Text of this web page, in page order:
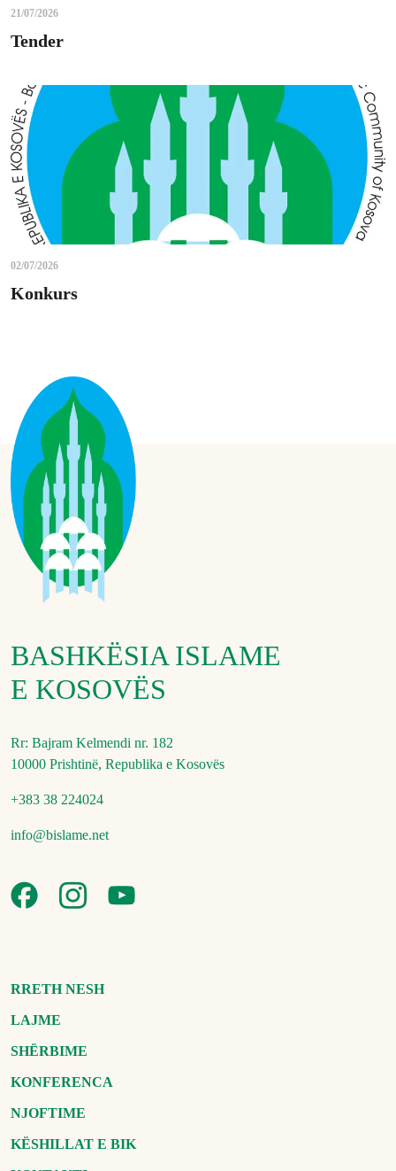
21/07/2026
Tender
02/07/2026
Konkurs
BASHKËSIA ISLAME
E KOSOVËS
Rr: Bajram Kelmendi nr. 182
10000 Prishtinë, Republika e Kosovës
+383 38 224024
info@bislame.net
RRETH NESH
LAJME
SHËRBIME
KONFERENCA
NJOFTIME
KËSHILLAT E BIK